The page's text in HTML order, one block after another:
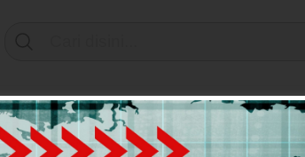
Bisnis Info Tanah Papua Kesehatan
Support by